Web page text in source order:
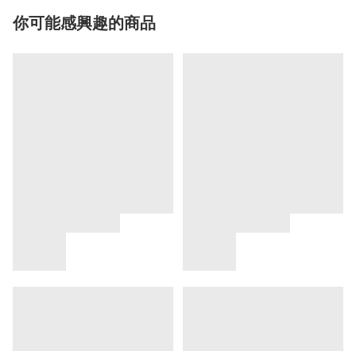
你可能感興趣的商品